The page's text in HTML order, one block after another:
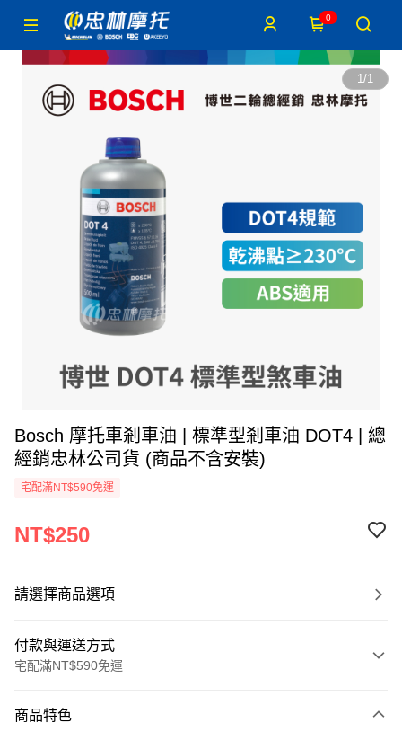
0
1/1
Bosch 摩托車剎車油 | 標準型剎車油 DOT4 | 總
經銷忠林公司貨 (商品不含安裝)
宅配滿NT$590免運
NT$250
請選擇商品選項
付款與運送方式
宅配滿NT$590免運
信用卡一次付款
商品特色